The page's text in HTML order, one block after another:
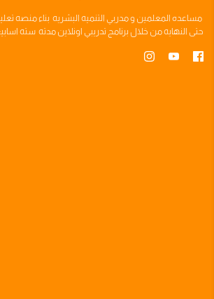
مساعده المعلمين ومدربي التنميه البشريه بناءمنصه
حتى النهايه من خلال برنامج تدريبي اونلاين مدته سته